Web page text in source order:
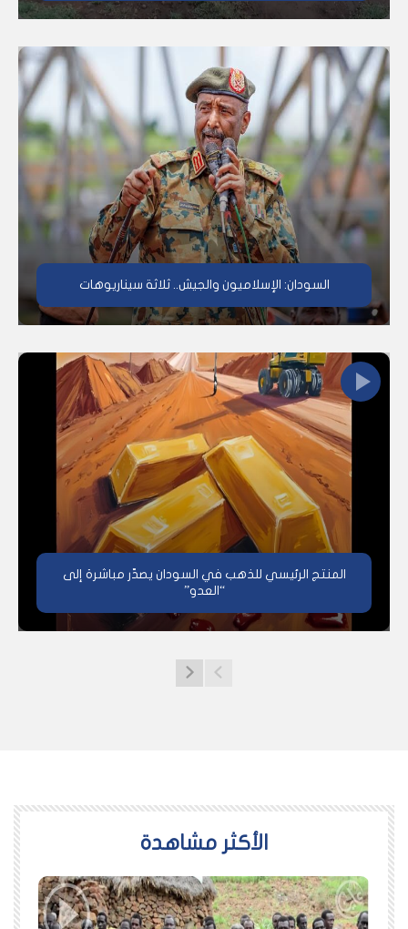
السودان: الإسلاميون والجيش.. ثلاثة سيناريوهات
المنتج الرئيسي للذهب في السودان يصدّر مباشرة إلى
“العدو”
اﻷكثر مشاهدة